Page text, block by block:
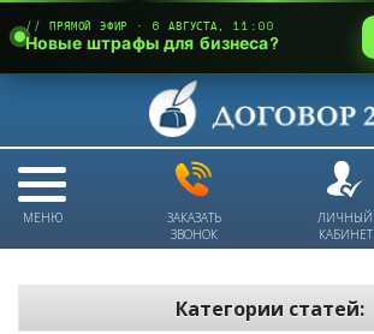
МЕНЮ
ЗАКАЗАТЬ
ЗВОНОК
ЛИЧНЫЙ
КАБИНЕТ
Категории статей:
// ПРЯМОЙ ЭФИР · 6 АВГУСТА, 11:00
Новые штрафы для бизнеса?